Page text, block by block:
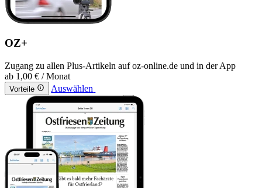
OZ+
Zugang zu allen Plus-Artikeln auf oz-online.de und in der App
ab 1,00 € / Monat
Vorteile Auswählen